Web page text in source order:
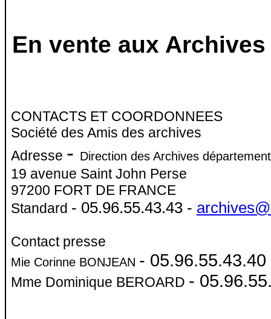
En vente aux
CONTACTS ET COORDONNEES
Société des Amis des archives
Adresse - Direction des Archives
19 avenue Saint John Perse
97200 FORT DE FRANCE
Standard - 05.96.55.43.43 -
Contact presse
Mie Corinne BONJEAN -
Mme Dominique BEROARD -